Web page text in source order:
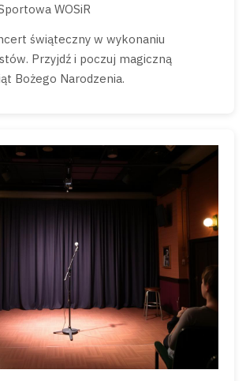
WOSiR
świąteczny w wykonaniu
Przyjdź i poczuj magiczną
Bożego Narodzenia.